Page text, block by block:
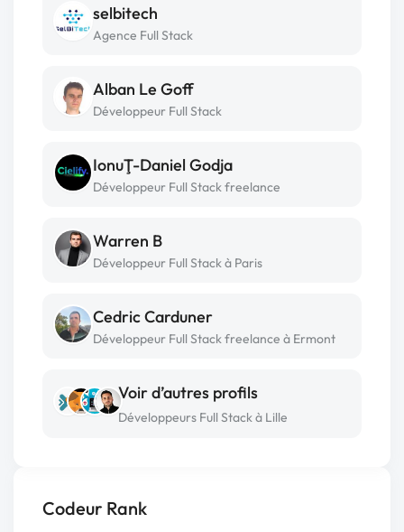
Codeur Rank
selbitech
Agence Full Stack
Alban Le Goff
Développeur Full Stack
IonuŢ-Daniel Godja
Développeur Full Stack freelance
Warren B
Développeur Full Stack à Paris
Cedric Carduner
Développeur Full Stack freelance à Ermont
Voir d’autres profils
Développeurs Full Stack à Lille